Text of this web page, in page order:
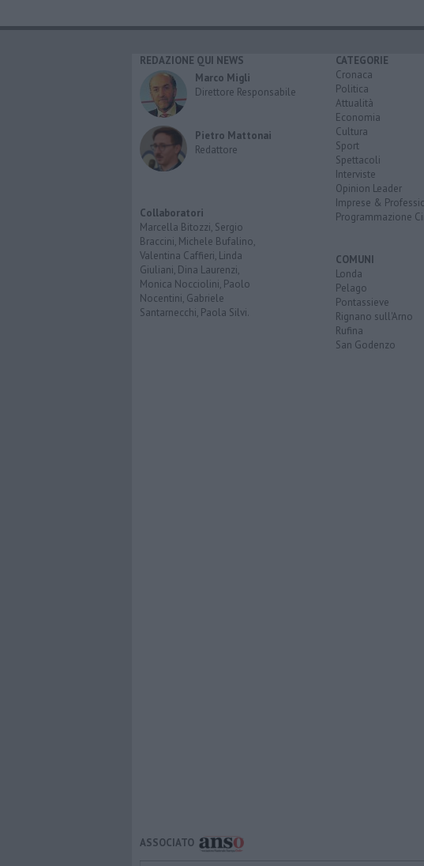
REDAZIONE QUI NEWS
Marco Migli
Direttore Responsabile
Pietro Mattonai
Redattore
Collaboratori
Marcella Bitozzi, Sergio
Braccini, Michele Bufalino,
Valentina Caffieri, Linda
Giuliani, Dina Laurenzi,
Monica Nocciolini, Paolo
Nocentini, Gabriele
Santarnecchi, Paola Silvi.
CATEGORIE
Cronaca
Politica
Attualità
Economia
Cultura
Sport
Spettacoli
Interviste
Opinion Leader
Imprese &
Programmazione
COMUNI
Londa
Pelago
Pontassieve
Rignano sull'Arno
Rufina
San Godenzo
ASSOCIATO